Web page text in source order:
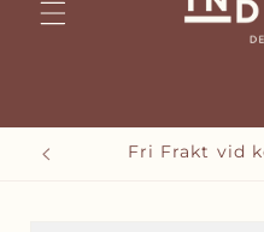
Fri Frakt vid